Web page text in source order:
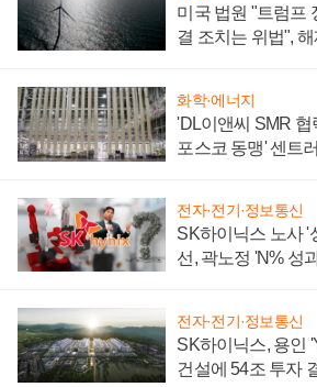
미국 법원 "트럼프
결 조치는 위법",
화학·에너지
'DL이앤씨 SMR 협
포스코 동맹' 센트
전자·전기·정보통신
SK하이닉스 노사 '
선, 곽노정 'N% 성
전자·전기·정보통신
SK하이닉스, 용인
건설에 54조 투자